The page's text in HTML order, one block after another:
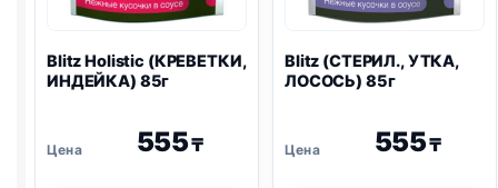
BlitzHolistic (КРЕВЕТКИ,
ИНДЕЙКА) 85г
555₸
Blitz (СТЕРИЛ., УТКА,
ЛОСОСЬ) 85г
555₸